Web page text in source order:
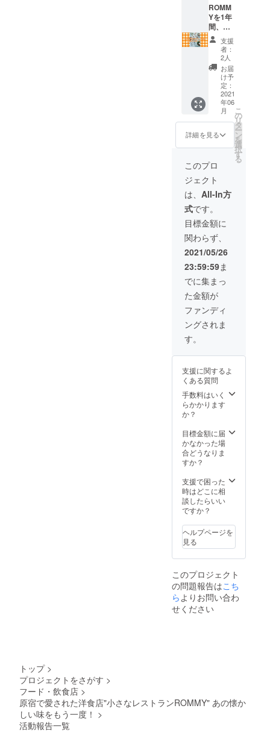
内）
カー2枚
のSET
です。
Tシャツ
ご希望
サイ
ズ：M,
L, XLの
中から
お選び
くださ
い。
ROMM
Yを1年
間、一
日一回
食べれ
るフ
リーパ
ス！ (要
チケッ
ト提示)
◎ROM
MYス
テッ
カー付
き ◎お
礼の
メッ
セージ
一種類
につき
数十食
の限定
販売で
すが、
ご予約
をして
いただ
ければ
確実に
ご用意
致しま
す。 ご
予約方
法は、
載させ
だきま
す！
支援
者：
2人
お届
け予
定：
2021
年06
月
詳細を見る
こ
の
リ
タ
ー
ン
を
選
択
す
る
このプロ
ジェクト
は、 All-In方
式です。
目標金額に
関わらず、
2021/05/26
23:59:59ま
でに集まっ
た金額が
ファンディ
ングされま
す。
支援に関するよ
くある質問
手数料はいく
らかかります
か？
目標金額に届
かなかった場
合どうなりま
すか？
支援で困った
時はどこに相
談したらいい
ですか？
ヘルプページを
見る
このプロジェクト
の問題報告はこち
ら よりお問い合わ
せください
トップ >
プロジェクトをさがす >
フード・飲食店 >
原宿で愛された洋食店"小さなレストランROMMY" あの懐か
しい味をもう一度！ >
活動報告一覧